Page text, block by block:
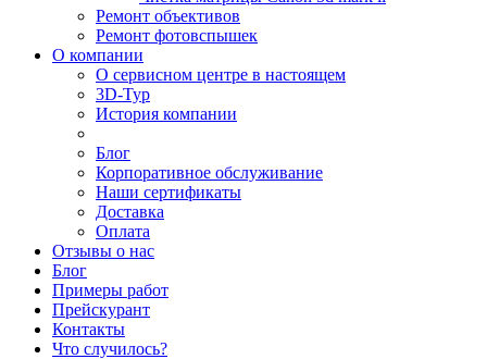
Ремонт объективов
Ремонт фотовспышек
О компании
О сервисном центре в настоящем
3D-Тур
История компании
Блог
Корпоративное обслуживание
Наши сертификаты
Доставка
Оплата
Отзывы о нас
Блог
Примеры работ
Прейскурант
Контакты
Что случилось?